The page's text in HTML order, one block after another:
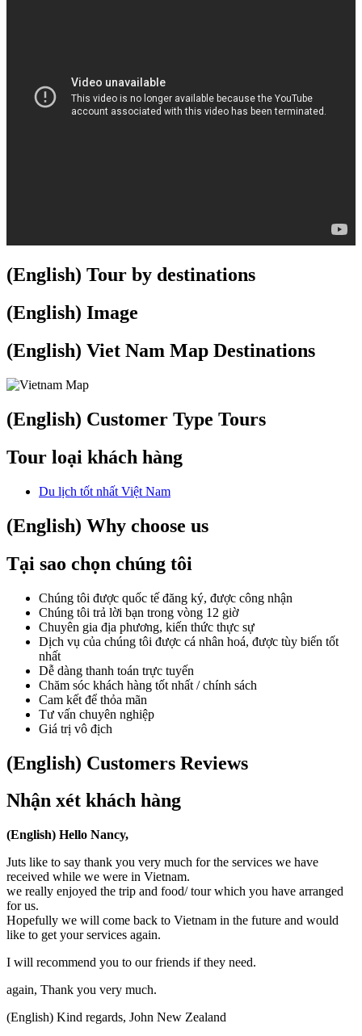
(English) Tour by destinations
(English) Image
(English) Viet Nam Map Destinations
(English) Customer Type Tours
Tour loại khách hàng
Du lịch tốt nhất Việt Nam
(English) Why choose us
Tại sao chọn chúng tôi
Chúng tôi được quốc tế đăng ký, được công nhận
Chúng tôi trả lời bạn trong vòng 12 giờ
Chuyên gia địa phương, kiến thức thực sự
Dịch vụ của chúng tôi được cá nhân hoá, được tùy biến tốt
nhất
Dễ dàng thanh toán trực tuyến
Chăm sóc khách hàng tốt nhất / chính sách
Cam kết để thỏa mãn
Tư vấn chuyên nghiệp
Giá trị vô địch
(English) Customers Reviews
Nhận xét khách hàng
(English) Hello Nancy,
Juts like to say thank you very much for the services we have
received while we were in Vietnam.
we really enjoyed the trip and food/ tour which you have arranged
for us.
Hopefully we will come back to Vietnam in the future and would
like to get your services again.
I will recommend you to our friends if they need.
again, Thank you very much.
(English) Kind regards, John New Zealand